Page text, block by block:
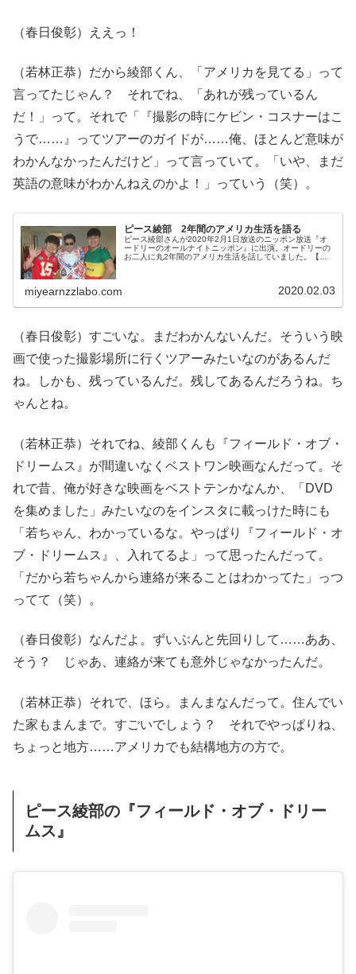
（春日俊彰）ええっ！
（若林正恭）だから綾部くん、「アメリカを見てる」って
言ってたじゃん？ それでね、「あれが残っているん
だ！」って。それで「『撮影の時にケビン・コスナーはこ
うで……』ってツアーのガイドが……俺、ほとんど意味が
わかんなかったんだけど」って言っていて。「いや、まだ
英語の意味がわかんねえのかよ！」っていう（笑）。
ピース綾部 2年間のアメリカ生活を語る
ピース綾部さんが2020年2月1日放送のニッポン放送『オ
ードリーのオールナイトニッポン』に出演。オードリーの
お二人に丸2年間のアメリカ生活を話していました。【オ
miyearnzzlabo.com 2020.02.03
（春日俊彰）すごいな。まだわかんないんだ。そういう映
画で使った撮影場所に行くツアーみたいなのがあるんだ
ね。しかも、残っているんだ。残してあるんだろうね。ち
ゃんとね。
（若林正恭）それでね、綾部くんも『フィールド・オブ・
ドリームス』が間違いなくベストワン映画なんだって。そ
れで昔、俺が好きな映画をベストテンかなんか、「DVD
を集めました」みたいなのをインスタに載っけた時にも
「若ちゃん、わかっているな。やっぱり『フィールド・オ
ブ・ドリームス』、入れてるよ」って思ったんだって。
「だから若ちゃんから連絡が来ることはわかってた」っつ
ってて（笑）。
（春日俊彰）なんだよ。ずいぶんと先回りして……ああ、
そう？ じゃあ、連絡が来ても意外じゃなかったんだ。
（若林正恭）それで、ほら。まんまなんだって。住んでい
た家もまんまで。すごいでしょう？ それでやっぱりね、
ちょっと地方……アメリカでも結構地方の方で。
ピース綾部の『フィールド・オブ・ドリー
ムス』